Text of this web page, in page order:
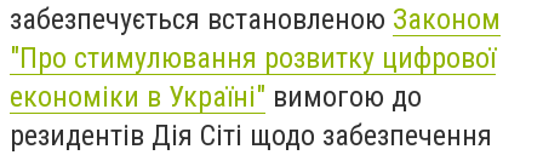
забезпечується встановленою Законом
"Про стимулювання розвитку цифрової
економіки в Україні" вимогою до
резидентів Дія Сіті щодо забезпечення